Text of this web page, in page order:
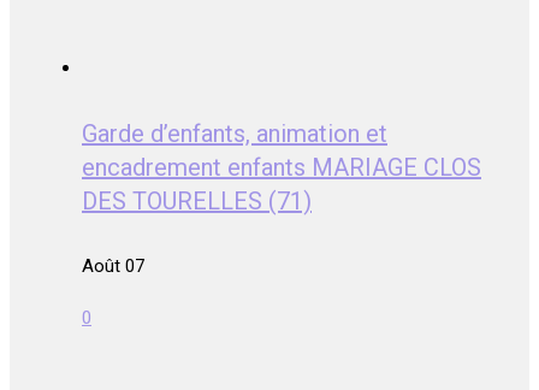
Garde d’enfants, animation et
encadrement enfants MARIAGE CLOS
DES TOURELLES (71)
Août 07
0